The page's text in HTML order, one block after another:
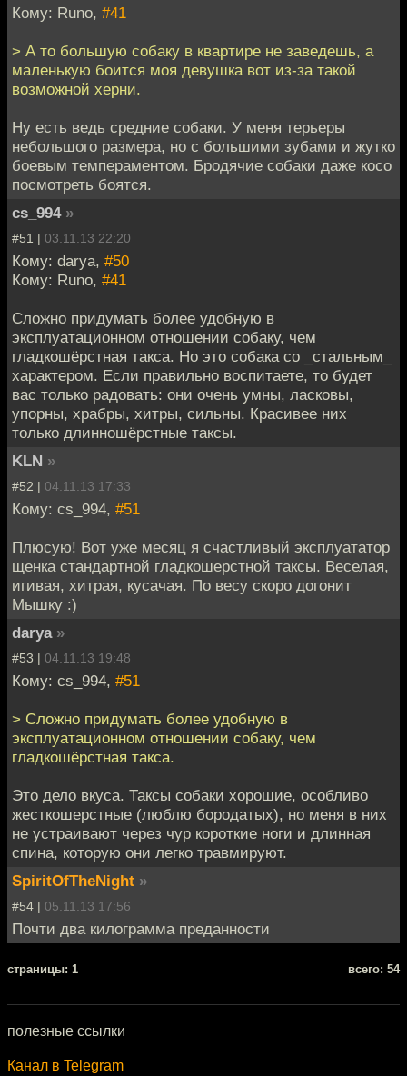
Кому: Runo, #41
> А то большую собаку в квартире не заведешь, а
маленькую боится моя девушка вот из-за такой
возможной херни.
Ну есть ведь средние собаки. У меня терьеры
небольшого размера, но с большими зубами и жутко
боевым темпераментом. Бродячие собаки даже косо
посмотреть боятся.
cs_994 »
#51 | 03.11.13 22:20
Кому: darya, #50
Кому: Runo, #41
Сложно придумать более удобную в
эксплуатационном отношении собаку, чем
гладкошёрстная такса. Но это собака со _стальным_
характером. Если правильно воспитаете, то будет
вас только радовать: они очень умны, ласковы,
упорны, храбры, хитры, сильны. Красивее них
только длинношёрстные таксы.
KLN »
#52 | 04.11.13 17:33
Кому: cs_994, #51
Плюсую! Вот уже месяц я счастливый эксплуататор
щенка стандартной гладкошерстной таксы. Веселая,
игивая, хитрая, кусачая. По весу скоро догонит
Мышку :)
darya »
#53 | 04.11.13 19:48
Кому: cs_994, #51
> Сложно придумать более удобную в
эксплуатационном отношении собаку, чем
гладкошёрстная такса.
Это дело вкуса. Таксы собаки хорошие, особливо
жесткошерстные (люблю бородатых), но меня в них
не устраивают через чур короткие ноги и длинная
спина, которую они легко травмируют.
SpiritOfTheNight »
#54 | 05.11.13 17:56
Почти два килограмма преданности
cтраницы: 1 всего: 54
полезные ссылки
Канал в Telegram